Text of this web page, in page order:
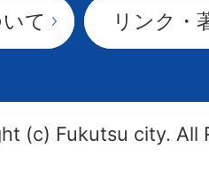
て リンク・
(c) Fukutsu city. All